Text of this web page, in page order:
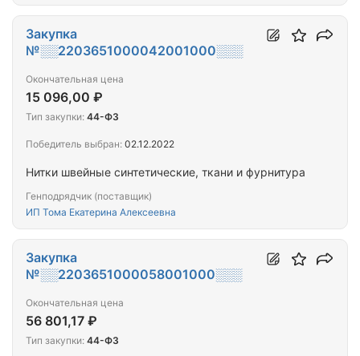
Нитки швейные синтетические, ткани и фурнитура
Генподрядчик (поставщик)
ИП Тома Екатерина Алексеевна
Закупка
№░░2203651000042001000░░░
Окончательная цена
15 096,00 ₽
Тип закупки: 44-ФЗ
Победитель выбран: 02.12.2022
Закупка
№░░2203651000058001000░░░
Окончательная цена
56 801,17 ₽
Тип закупки: 44-ФЗ